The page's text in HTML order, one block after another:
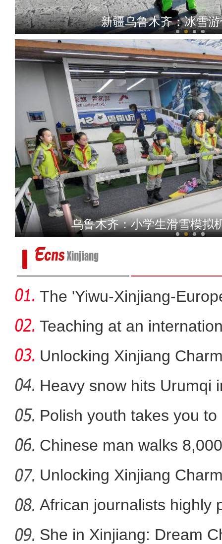
新疆乌鲁木齐：冰雪
小雪时节 东天山白雪与松林
新疆轮台北山迎来今冬首场降
乌鲁木齐：小学生滑雪模拟
The 'Yiwu-Xinjiang-
Teaching at an
Unlocking Xinjiang
Heavy snow hits Urumqi
Polish youth takes you
fa
Chinese man walks
Ro
Unlocking Xinjiang
African journalists highly
She in Xinjiang: Dream